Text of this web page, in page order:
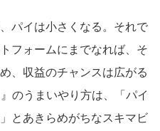
パイは小さくなる。それで
フォームにまでなれば、そ
、収益のチャンスは広がる
のうまいやり方は、「パイ
とあきらめがちなスキマビ